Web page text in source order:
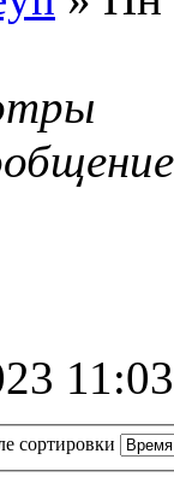
сортировки